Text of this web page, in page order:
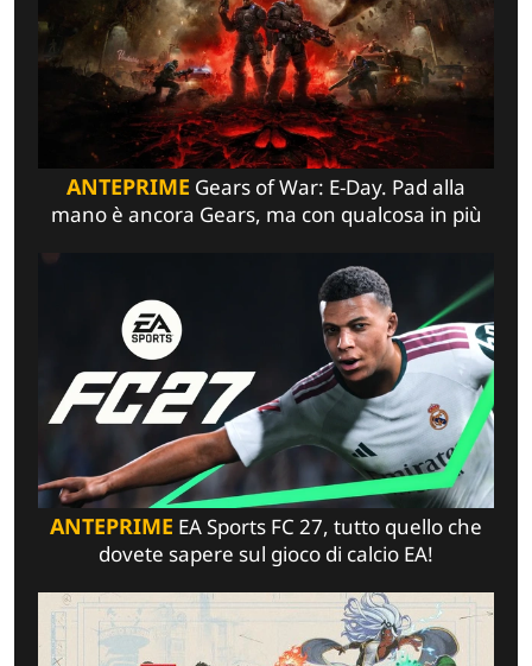
ANTEPRIME Gears of War: E-Day. Pad alla
mano è ancora Gears, ma con qualcosa in più
ANTEPRIME EA Sports FC 27, tutto quello che
dovete sapere sul gioco di calcio EA!